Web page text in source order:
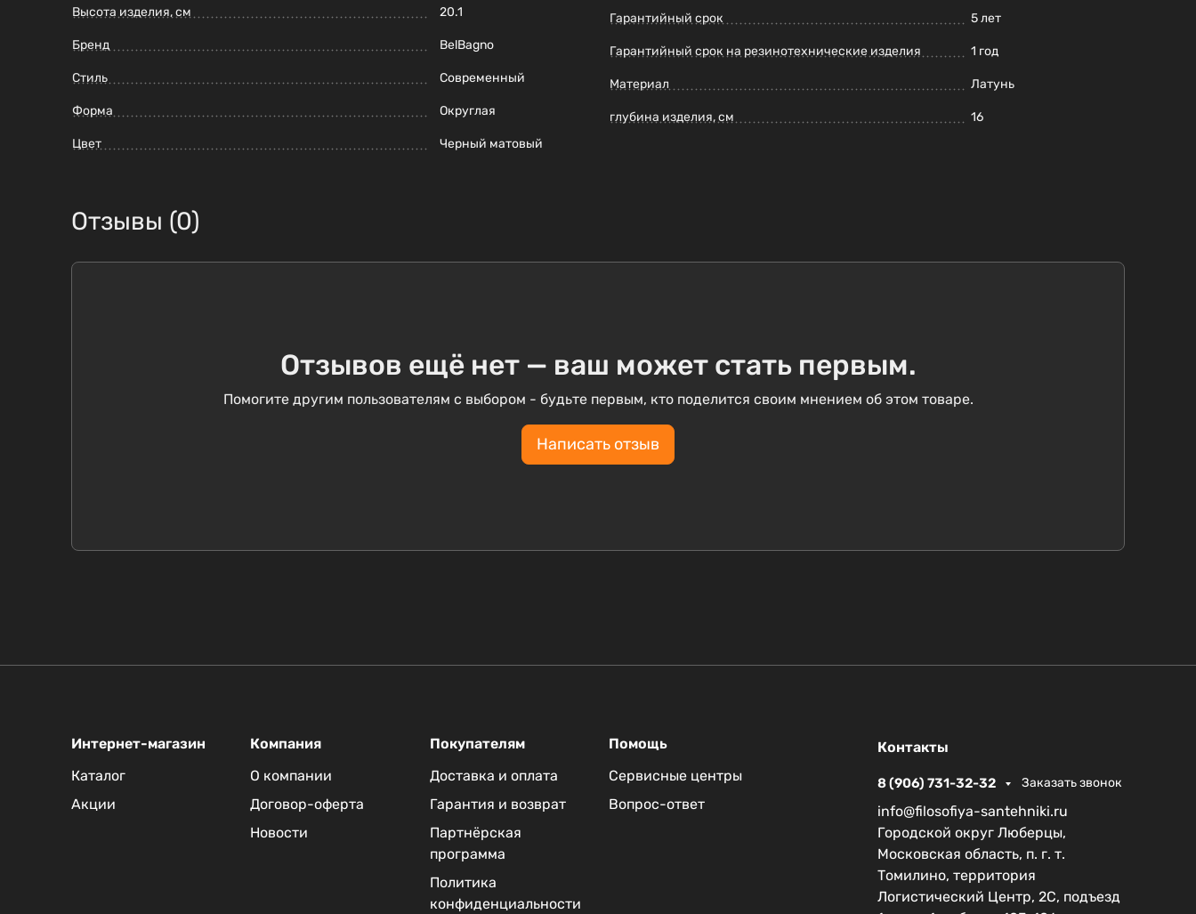
Высота изделия, см 20.1
Бренд BelBagno
Стиль Современный
Форма Округлая
Цвет Черный матовый
Гарантийный срок
5 лет
Гарантийный срок на резинотехнические изделия 1 год
Материал Латунь
глубина изделия, см 16
Отзывы (0)
Отзывов ещё нет — ваш может стать первым.
Помогите другим пользователям с выбором - будьте первым, кто поделится своим мнением об этом товаре.
Написать отзыв
Интернет-магазин
Каталог
Акции
Компания
О компании
Договор-оферта
Новости
Покупателям
Доставка и оплата
Гарантия и возврат
Партнёрская
программа
Политика
конфиденциальности
Помощь
Сервисные центры
Вопрос-ответ
Контакты
8 (906) 731-32-32 Заказать звонок
info@filosofiya-santehniki.ru
Городской округ Люберцы,
Московская область, п. г. т.
Томилино, территория
Логистический Центр, 2С, подъезд